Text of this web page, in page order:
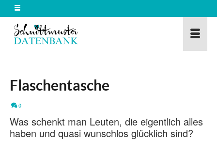
Flaschentasche
0
Was schenkt man Leuten, die eigentlich alles
haben und quasi wunschlos glücklich sind?